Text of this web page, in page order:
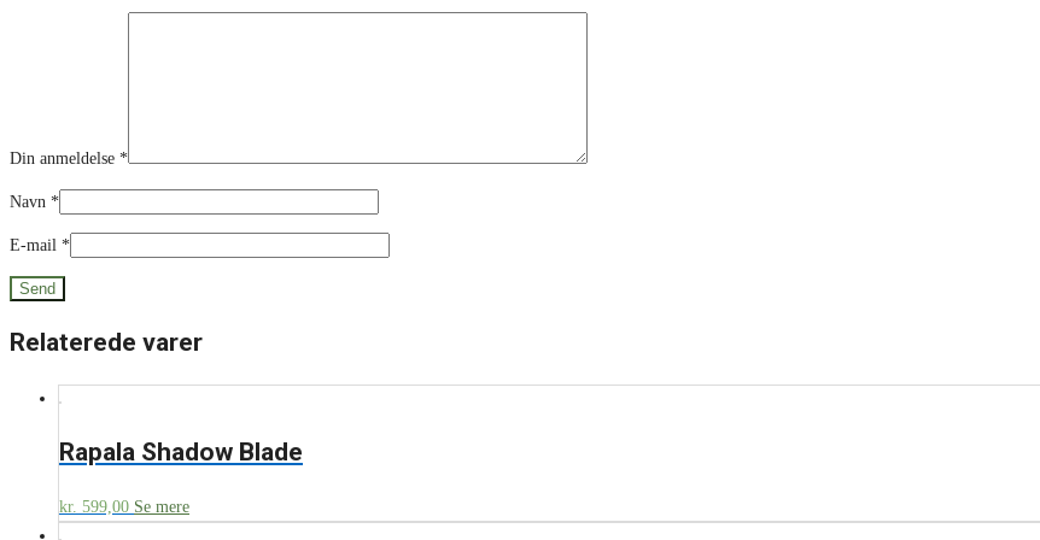
Din anmeldelse *
Navn *
E-mail *
Relaterede varer
Rapala Shadow Blade
kr. 599,00 Se mere